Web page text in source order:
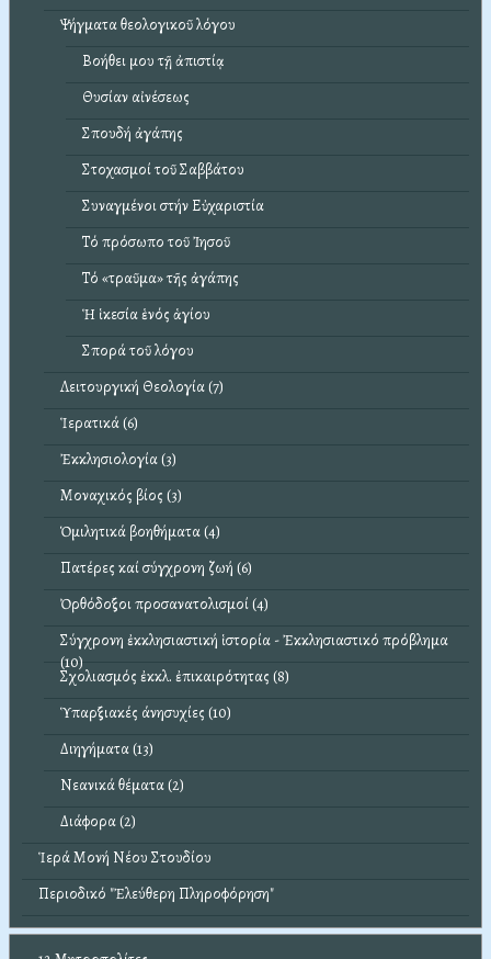
Ψήγματα θεολογικοῦ λόγου
Βοήθει μου τῇ ἀπιστίᾳ
Θυσίαν αἰνέσεως
Σπουδή ἀγάπης
Στοχασμοί τοῦ Σαββάτου
Συναγμένοι στήν Εὐχαριστία
Τό πρόσωπο τοῦ Ἰησοῦ
Τό «τραῦμα» τῆς ἀγάπης
Ἡ ἱκεσία ἑνός ἁγίου
Σπορά τοῦ λόγου
Λειτουργική Θεολογία (7)
Ἱερατικά (6)
Ἐκκλησιολογία (3)
Μοναχικός βίος (3)
Ὁμιλητικά βοηθήματα (4)
Πατέρες καί σύγχρονη ζωή (6)
Ὀρθόδοξοι προσανατολισμοί (4)
Σύγχρονη ἐκκλησιαστική ἱστορία - Ἐκκλησιαστικό πρόβλημα
(10)
Σχολιασμός ἐκκλ. ἐπικαιρότητας (8)
Ὑπαρξιακές άνησυχίες (10)
Διηγήματα (13)
Νεανικά θέματα (2)
Διάφορα (2)
Ἱερά Μονή Νέου Στουδίου
Περιοδικό "Ἐλεύθερη Πληροφόρηση"